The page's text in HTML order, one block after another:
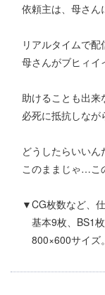
依頼主は、母さ
リアルタイムで配
母さんがブヒィイ
助けることも出
必死に抵抗しな
どうしたらいいん
このままじゃ…こ
▼CG枚数など、
基本9枚、BS1
800×600サイズ。